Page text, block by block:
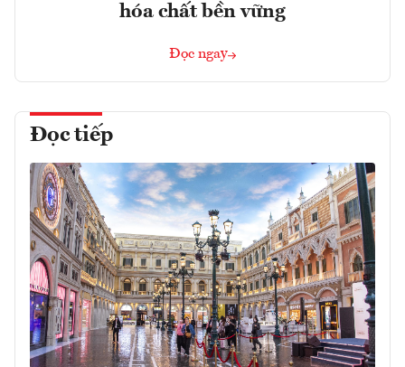
hóa chất bền vững
Đọc ngay
Đọc tiếp